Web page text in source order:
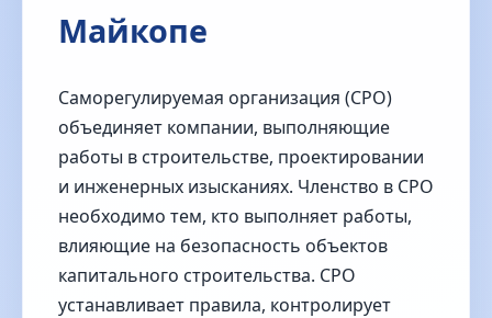
Майкопе
Саморегулируемая организация (СРО)
объединяет компании, выполняющие
работы в строительстве, проектировании
и инженерных изысканиях. Членство в СРО
необходимо тем, кто выполняет работы,
влияющие на безопасность объектов
капитального строительства. СРО
устанавливает правила, контролирует